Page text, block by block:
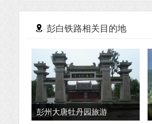
彭白铁路相关目的地
彭州大唐牡丹园旅游